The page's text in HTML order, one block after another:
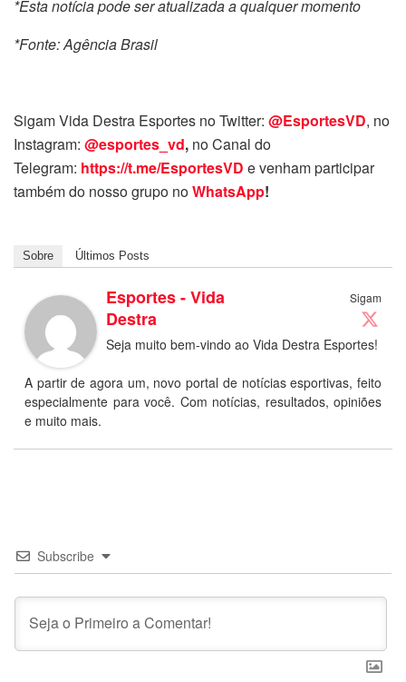
*Esta notícia pode ser atualizada a qualquer momento
*Fonte: Agência Brasil
Sigam Vida Destra Esportes no Twitter: @EsportesVD, no
Instagram: @esportes_vd, no Canal do
Telegram: https://t.me/EsportesVD e venham participar
também do nosso grupo noWhatsApp!
Sobre Últimos Posts
Sigam
Esportes - Vida
Destra
Seja muito bem-vindo ao Vida Destra Esportes!
A partir de agora um, novo portal de notícias esportivas, feito
especialmente para você. Com notícias, resultados, opiniões
e muito mais.
Subscribe